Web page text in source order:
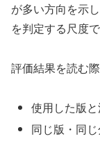
が多い方向を示
を判定する尺度
評価結果を読む
使用した版
同じ版・同